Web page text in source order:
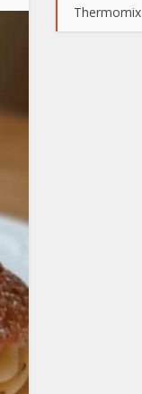
Thermomix